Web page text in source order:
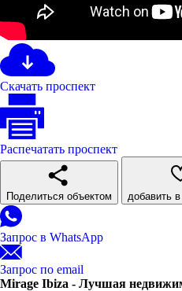
Скачать проспект
Распечатать проспект
Поделиться объектом добавить
Запрос в WhatsApp
Запрос по email
Mirage Ibiza - Лучшая